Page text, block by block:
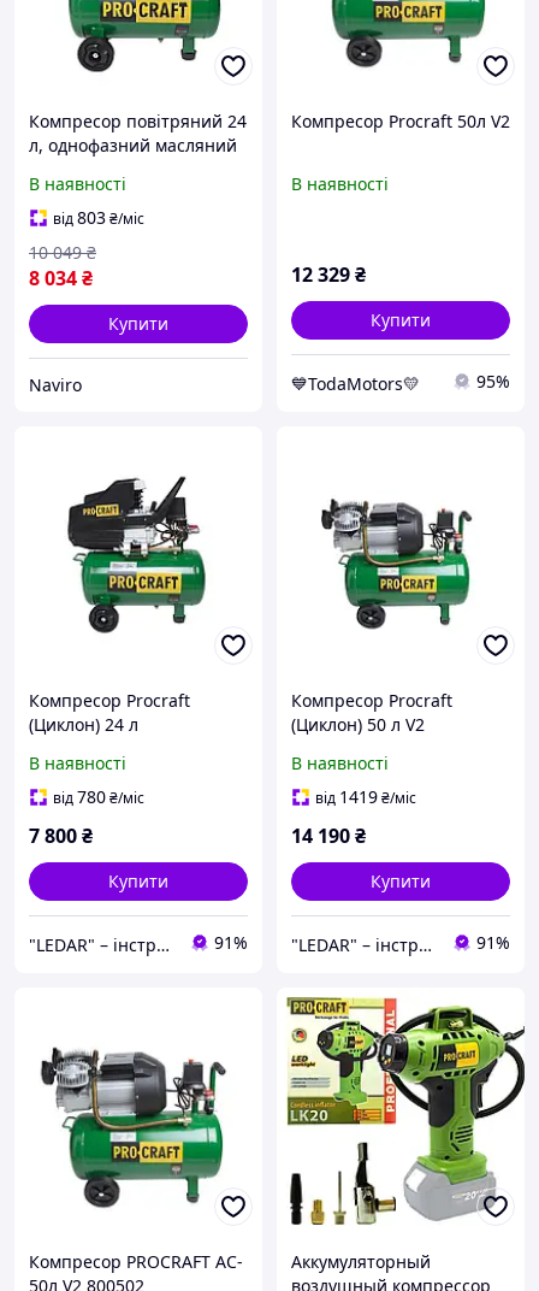
Компресор повітряний 24
л, однофазний масляний
СТО побутовий
шиномонтажу
пневмоінструменту
фарбування робіт
В наявності
від803₴/міс
8 034₴
10 049 ₴
Купити
Naviro
Компресор Procraft 50л V2
В наявності
12 329₴
Купити
💙TodaMotors💛 95%
Компресор Procraft
(Циклон) 24 л
В наявності
від780₴/міс
7 800₴
Купити
"LEDAR" – інструменти та обладнання для ремонту, будівництва і професійних завдань 91%
Компресор Procraft
(Циклон) 50 л V2
В наявності
від 1419₴/міс
14 190₴
Купити
"LEDAR" – інструменти та обладнання для ремонту, будівництва і професійних завдань 91%
Компресор PROCRAFT AC-
50л V2 800502
Аккумуляторный
воздушный компрессор